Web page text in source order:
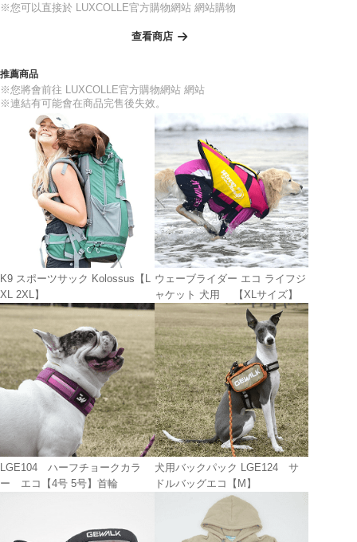
※您可以直接於 LUXCOLLE官方購物網站 網站購物
查看商店
推薦商品
※您將會前往 LUXCOLLE官方購物網站 網站
※連結有可能會在商品完售後失效。
K9 スポーツサック Kolossus【L
XL 2XL】
ウェーブライダー エコ ライフジ
ャケット 犬用 【XLサイズ】
LGE104 ハーフチョークカラ
ー エコ【4号 5号】首輪
犬用バックパック LGE124 サ
ドルバッグエコ【M】